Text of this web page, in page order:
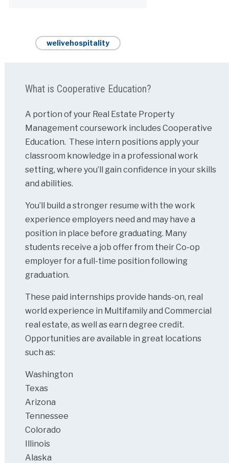
welivehospitality
What is Cooperative Education?
A portion of your Real Estate Property
Management coursework includes Cooperative
Education. These intern positions apply your
classroom knowledge in a professional work
setting, where you’ll gain confidence in your skills
and abilities.
You’ll build a stronger resume with the work
experience employers need and may have a
position in place before graduating. Many
students receive a job offer from their Co-op
employer for a full-time position following
graduation.
These paid internships provide hands-on, real
world experience in Multifamily and Commercial
real estate, as well as earn degree credit.
Opportunities are available in great locations
such as:
Washington
Texas
Arizona
Tennessee
Colorado
Illinois
Alaska